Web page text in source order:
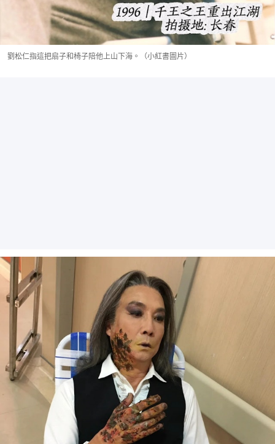
劉松仁指這把扇子和椅子陪他上山下海。（小紅書圖片）